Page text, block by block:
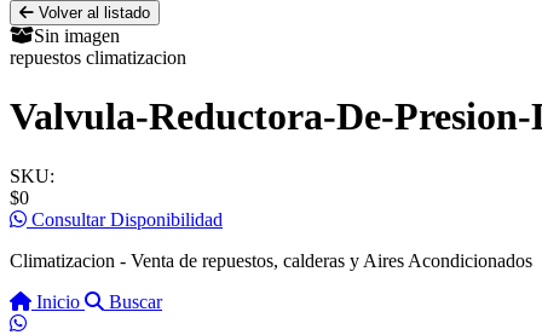
Volver al listado
Sin imagen
repuestos climatizacion
Valvula-Reductora-De-
SKU:
$0
Consultar Disponibilidad
Climatizacion - Venta de repuestos, calderas y Aires Acondicionados
Inicio
Buscar